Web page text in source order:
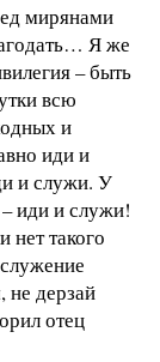
мирянами
Я же
– быть
всю
и
иди и
и служи. У
иди и служи!
нет такого
не дерзай
отец